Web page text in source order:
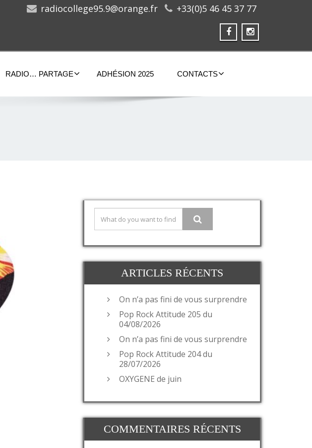
radiocollege95.9@orange.fr +33(0)5 46 45 37 77
RADIO… PARTAGE ADHÉSION 2025 CONTACTS
ARTICLES RÉCENTS
On n’a pas fini de vous surprendre
Pop Rock Attitude 205 du
04/08/2026
On n’a pas fini de vous surprendre
Pop Rock Attitude 204 du
28/07/2026
OXYGENE de juin
COMMENTAIRES RÉCENTS